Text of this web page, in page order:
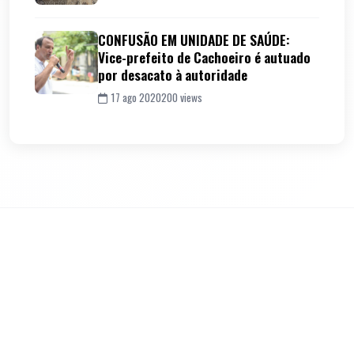
CONFUSÃO EM UNIDADE DE SAÚDE:
Vice-prefeito de Cachoeiro é autuado
por desacato à autoridade
17 ago 2020200 views